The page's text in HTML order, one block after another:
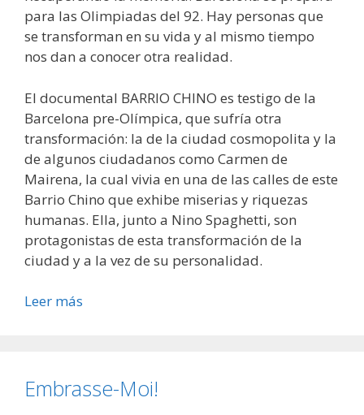
para las Olimpiadas del 92. Hay personas que
se transforman en su vida y al mismo tiempo
nos dan a conocer otra realidad.
El documental BARRIO CHINO es testigo de la
Barcelona pre-Olímpica, que sufría otra
transformación: la de la ciudad cosmopolita y la
de algunos ciudadanos como Carmen de
Mairena, la cual vivia en una de las calles de este
Barrio Chino que exhibe miserias y riquezas
humanas. Ella, junto a Nino Spaghetti, son
protagonistas de esta transformación de la
ciudad y a la vez de su personalidad.
Leer más
Embrasse-Moi!